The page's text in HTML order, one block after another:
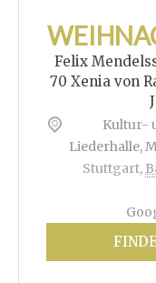
Felix
70 Xenia
Kultur-
Liederhalle,
Stuttgart,